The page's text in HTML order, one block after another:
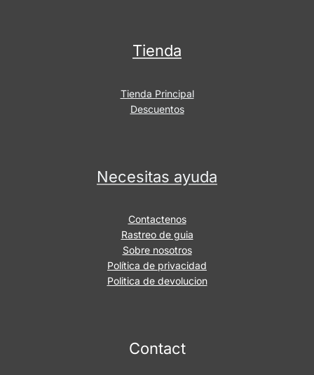
Tienda
Tienda Principal
Descuentos
Necesitas ayuda
Contactenos
Rastreo de guia
Sobre nosotros
Política de privacidad
Politica de devolucion
Contact